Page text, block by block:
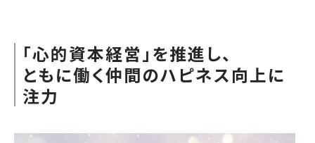
「心的資本経営」を推進し、
ともに働く仲間のハピネス向上に
注力